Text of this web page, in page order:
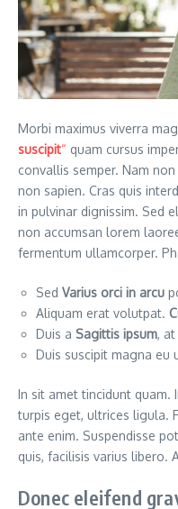
Morbi maximus viverra
suscipit“ quam cursus
convallis semper. Nam
non sapien. Cras quis
in pulvinar dignissim. Sed
non accumsan lorem
fermentum ullamcorper.
Sed Varius orci in arcu
Aliquam erat volutpat.
Duis a Sagittis ipsum,
Duis suscipit magna eu
In sit amet tincidunt quam.
turpis eget, ultrices ligula.
ante enim. Suspendisse
quis, facilisis varius libero.
Donec eleifend